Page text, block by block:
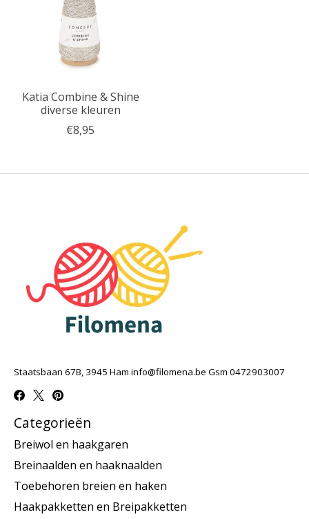
Katia Combine & Shine
diverse kleuren
€8,95
Staatsbaan 67B, 3945 Ham info@filomena.be Gsm 0472903007
Categorieën
Breiwol en haakgaren
Breinaalden en haaknaalden
Toebehoren breien en haken
Haakpakketten en Breipakketten